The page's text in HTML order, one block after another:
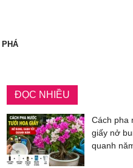
PHÁ
ĐỌC NHIỀU
Cách pha
giấy nở
quanh